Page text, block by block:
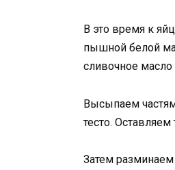
В это время к
пышной белой
сливочное
Высыпаем
тесто.
Затем разминаем